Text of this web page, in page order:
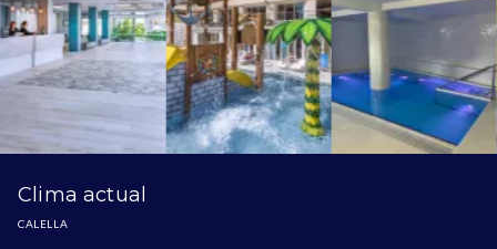
Clima actual
CALELLA